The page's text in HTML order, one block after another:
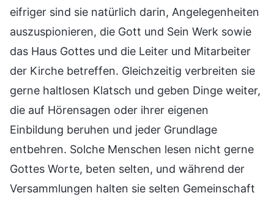
eifriger sind sie natürlich darin, Angelegenheiten
auszuspionieren, die Gott und Sein Werk sowie
das Haus Gottes und die Leiter und Mitarbeiter
der Kirche betreffen. Gleichzeitig verbreiten sie
gerne haltlosen Klatsch und geben Dinge weiter,
die auf Hörensagen oder ihrer eigenen
Einbildung beruhen und jeder Grundlage
entbehren. Solche Menschen lesen nicht gerne
Gottes Worte, beten selten, und während der
Versammlungen halten sie selten Gemeinschaft